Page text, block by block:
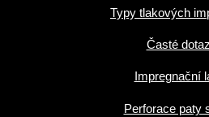
Typy tlakových
Časté
Impregnační
Perforace paty